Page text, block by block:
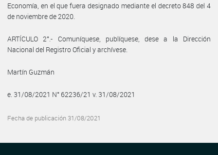
Economía, en el que fuera designado mediante el decreto 848 del 4
de noviembre de 2020.
ARTÍCULO 2°.- Comuníquese, publíquese, dese a la Dirección
Nacional del Registro Oficial y archívese.
Martín Guzmán
e. 31/08/2021 N° 62236/21 v. 31/08/2021
Fecha de publicación 31/08/2021